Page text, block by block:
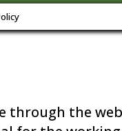
through the